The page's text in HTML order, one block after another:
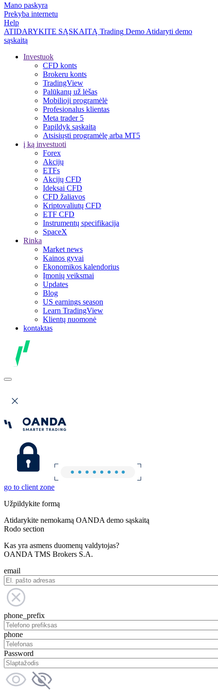
Mano paskyra
Prekyba internetu
Help
ATIDARYKITE SĄSKAITĄ Trading Demo Atidaryti demo
sąskaitą
Investuok
CFD konts
Brokeru konts
TradingView
Palūkanų už lėšas
Mobilioji programėlė
Profesionalus klientas
Meta trader 5
Papildyk sąskaitą
Atsisiųsti programėlę arba MT5
į ką investuoti
Forex
Akcijų
ETFs
Akcijų CFD
Ideksai CFD
CFD žaliavos
Kriptovaliutų CFD
ETF CFD
Instrumentų specifikacija
SpaceX
Rinka
Market news
Kainos gyvai
Ekonomikos kalendorius
Įmonių veiksmai
Updates
Blog
US earnings season
Learn TradingView
Klientų nuomonė
kontaktas
go to client zone
Užpildykite formą
Atidarykite nemokamą OANDA demo sąskaitą
Rodo section
Kas yra asmens duomenų valdytojas?
OANDA TMS Brokers S.A.
email
phone_prefix
phone
Password